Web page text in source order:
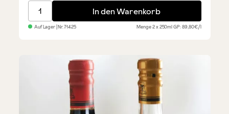
Balsamico Il Denso Giusti - 2er Sparset
In den Warenkorb
Auf Lager| Nr.71425 Menge2 x 250mlGP: 89,80€/l